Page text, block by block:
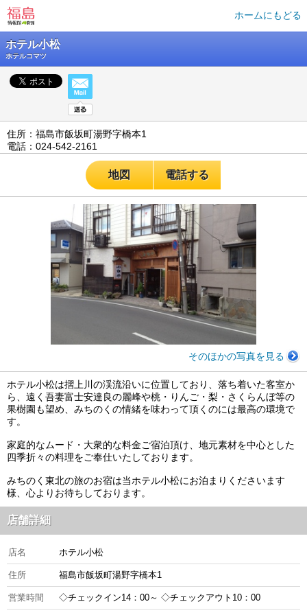
ホームにもどる
ホテル小松
ホテルコマツ
住所：福島市飯坂町湯野字橋本1
電話：024-542-2161
地図 電話する
そのほかの写真を見る
ホテル小松は摺上川の渓流沿いに位置しており、落ち着いた客室か
ら、遠く吾妻富士安達良の麗峰や桃・りんご・梨・さくらんぼ等の
果樹園も望め、みちのくの情緒を味わって頂くのには最高の環境で
す。
家庭的なムード・大衆的な料金ご宿泊頂け、地元素材を中心とした
四季折々の料理をご奉仕いたしております。
みちのく東北の旅のお宿は当ホテル小松にお泊まりくださいます
様、心よりお待ちしております。
店舗詳細
店名 ホテル小松
住所 福島市飯坂町湯野字橋本1
営業時間 ◇チェックイン14：00～ ◇チェックアウト10：00